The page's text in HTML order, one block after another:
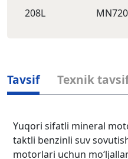
208L
Tavsif Texnik
Yuqori sifatli mineral
taktli benzinli suv
motorlari uchun